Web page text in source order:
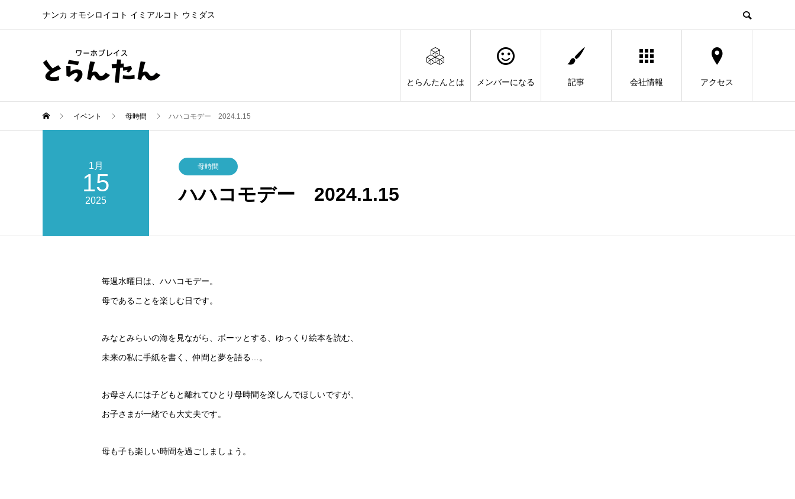
ナンカ オモシロイコト イミアルコト ウミダス
とらんたんとは メンバーになる 記事 会社情報 アクセス
イベント 母時間 ハハコモデー 2024.1.15
1月
15
2025
母時間
ハハコモデー 2024.1.15
毎週水曜日は、ハハコモデー。
母であることを楽しむ日です。
みなとみらいの海を見ながら、ボーッとする、ゆっくり絵本を読む、
未来の私に手紙を書く、仲間と夢を語る…。
お母さんには子どもと離れてひとり母時間を楽しんでほしいですが、
お子さまが一緒でも大丈夫です。
母も子も楽しい時間を過ごしましょう。